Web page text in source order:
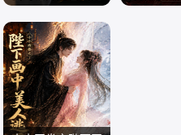
短剧大全 AI漫剧
2026